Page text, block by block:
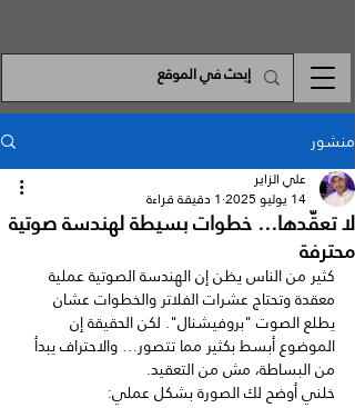
منشور
لا تعقّدها… خطوات بسيطة لهندسة صوتية
محترفة
علي الزاير
14 يوليو 2025
1 دقيقة قراءة
كثير من الناس يظن إن الهندسة الصوتية عملية
معقدة وتحتاج عشرات الفلاتر والخطوات عشان
يطلع الصوت "بروفيشنال". لكن الحقيقة إن
الموضوع أبسط بكثير مما تتصور… والاحتراف يبدأ
من البساطة، مش من التعقيد.
خلني أوضح لك الصورة بشكل عملي: